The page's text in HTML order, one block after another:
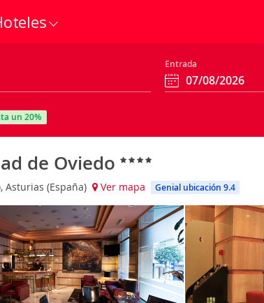
Entrada
un 20%
de Oviedo
Asturias (España) Ver mapa Genial ubicación 9.4